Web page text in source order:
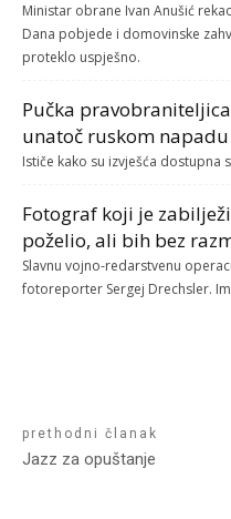
Ministar obrane Ivan Anušić
Dana pobjede i domovinske
proteklo uspješno.
Pučka
unatoč ruskom
Ističe kako su izvješća dostupna
Fotograf koji je
poželio, ali bih bez
Slavnu vojno-redarstvenu
fotoreporter Sergej Drechsler.
prethodni članak
Jazz za opuštanje